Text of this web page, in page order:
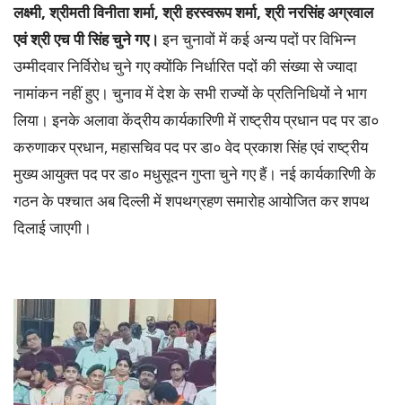
लक्ष्मी, श्रीमती विनीता शर्मा, श्री हरस्वरूप शर्मा, श्री नरसिंह अग्रवाल
एवं श्री एच पी सिंह चुने गए। इन चुनावों में कई अन्य पदों पर विभिन्न
उम्मीदवार निर्विरोध चुने गए क्योंकि निर्धारित पदों की संख्या से ज्यादा
नामांकन नहीं हुए। चुनाव में देश के सभी राज्यों के प्रतिनिधियों ने भाग
लिया। इनके अलावा केंद्रीय कार्यकारिणी में राष्ट्रीय प्रधान पद पर डा०
करुणाकर प्रधान, महासचिव पद पर डा० वेद प्रकाश सिंह एवं राष्ट्रीय
मुख्य आयुक्त पद पर डा० मधुसूदन गुप्ता चुने गए हैं। नई कार्यकारिणी के
गठन के पश्चात अब दिल्ली में शपथग्रहण समारोह आयोजित कर शपथ
दिलाई जाएगी।